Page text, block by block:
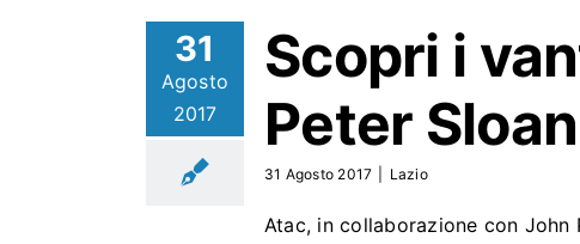
31
Agosto
2017
Scopri i
Peter
31 Agosto 2017 Lazio
Atac, in collaborazione con